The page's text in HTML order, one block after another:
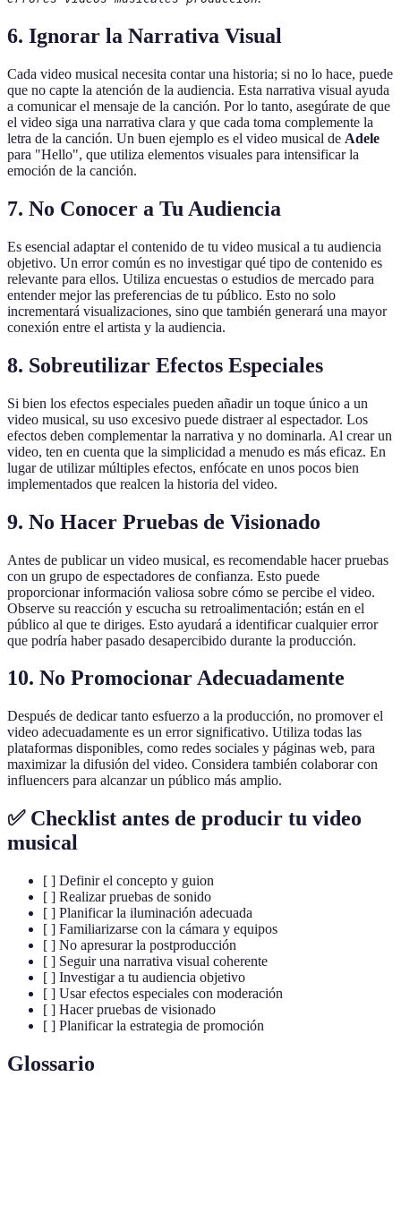
6. Ignorar la Narrativa Visual
Cada video musical necesita contar una historia; si no lo hace, puede
que no capte la atención de la audiencia. Esta narrativa visual ayuda
a comunicar el mensaje de la canción. Por lo tanto, asegúrate de que
el video siga una narrativa clara y que cada toma complemente la
letra de la canción. Un buen ejemplo es el video musical de Adele
para "Hello", que utiliza elementos visuales para intensificar la
emoción de la canción.
7. No Conocer a Tu Audiencia
Es esencial adaptar el contenido de tu video musical a tu audiencia
objetivo. Un error común es no investigar qué tipo de contenido es
relevante para ellos. Utiliza encuestas o estudios de mercado para
entender mejor las preferencias de tu público. Esto no solo
incrementará visualizaciones, sino que también generará una mayor
conexión entre el artista y la audiencia.
8. Sobreutilizar Efectos Especiales
Si bien los efectos especiales pueden añadir un toque único a un
video musical, su uso excesivo puede distraer al espectador. Los
efectos deben complementar la narrativa y no dominarla. Al crear un
video, ten en cuenta que la simplicidad a menudo es más eficaz. En
lugar de utilizar múltiples efectos, enfócate en unos pocos bien
implementados que realcen la historia del video.
9. No Hacer Pruebas de Visionado
Antes de publicar un video musical, es recomendable hacer pruebas
con un grupo de espectadores de confianza. Esto puede
proporcionar información valiosa sobre cómo se percibe el video.
Observe su reacción y escucha su retroalimentación; están en el
público al que te diriges. Esto ayudará a identificar cualquier error
que podría haber pasado desapercibido durante la producción.
10. No Promocionar Adecuadamente
Después de dedicar tanto esfuerzo a la producción, no promover el
video adecuadamente es un error significativo. Utiliza todas las
plataformas disponibles, como redes sociales y páginas web, para
maximizar la difusión del video. Considera también colaborar con
influencers para alcanzar un público más amplio.
✅ Checklist antes de producir tu video
musical
[ ] Definir el concepto y guion
[ ] Realizar pruebas de sonido
[ ] Planificar la iluminación adecuada
[ ] Familiarizarse con la cámara y equipos
[ ] No apresurar la postproducción
[ ] Seguir una narrativa visual coherente
[ ] Investigar a tu audiencia objetivo
[ ] Usar efectos especiales con moderación
[ ] Hacer pruebas de visionado
[ ] Planificar la estrategia de promoción
Glossario